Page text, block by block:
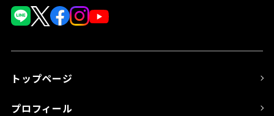
トップページ
プロフィール